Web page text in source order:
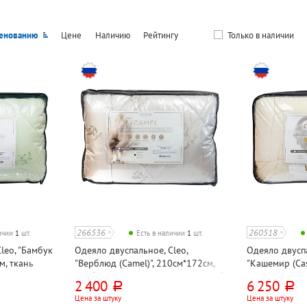
Цене Наличию Рейтингу Только в наличии
1 шт.
"Бамбук
ткань
266536 Есть в наличии 1 шт.
Одеяло двуспальное, Cleo,
"Верблюд (Camel)", 210см*172см,
верблюжий пласт, политик, 300г⁄м²
2 400 руб.
Цена за штуку
260518
Одеяло
"Кашемир
тик, 300г⁄м²
6 250 руб.
Цена за штуку